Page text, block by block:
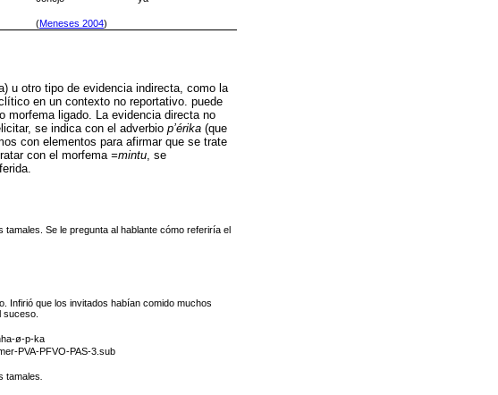
(Meneses 2004)
u otro tipo de evidencia indirecta, como la
en un contexto no reportativo. puede
morfema ligado. La evidencia directa no
se indica con el adverbio p’érika (que
con elementos para afirmar que se trate
con el morfema =mintu , se
Se le pregunta al hablante cómo referiría el
Infirió que los invitados habían comido muchos
suceso.
ø-p-ka
PVA-PFVO-PAS-3.sub
tamales